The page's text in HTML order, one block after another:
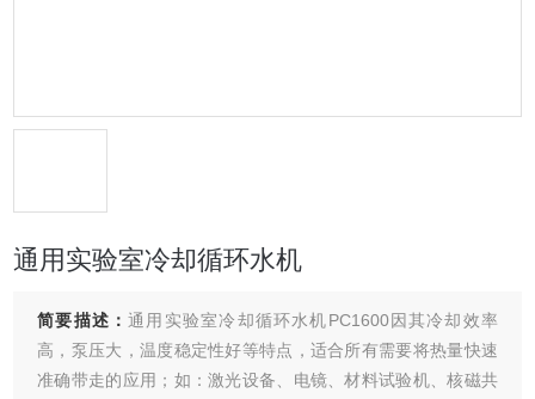
通用实验室冷却循环水机
简要描述：通用实验室冷却循环水机PC1600因其冷却效率
高，泵压大，温度稳定性好等特点，适合所有需要将热量快速
准确带走的应用；如：激光设备、电镜、材料试验机、核磁共